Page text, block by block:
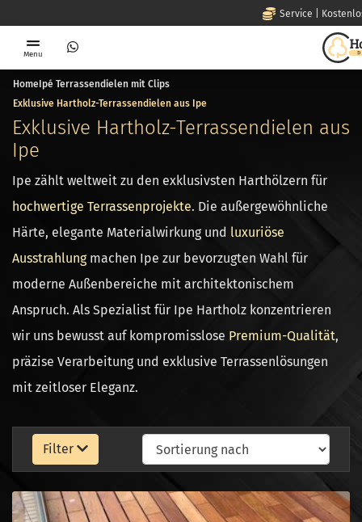
Menu
Home Ipé Terrassendielen mit Clips
Exklusive Hartholz-Terrassendielen aus Ipe
Exklusive Hartholz-Terrassendielen aus
Ipe
Ipe zählt weltweit zu den exklusivsten Harthölzern für
hochwertige Terrassenprojekte. Die außergewöhnliche
Härte, elegante Materialwirkung und luxuriöse
Ausstrahlungmachen Ipe zur bevorzugten Wahl für
moderne Außenbereiche mit architektonischem
Anspruch. Als Spezialist für Ipe Hartholz konzentrieren
wir uns bewusst auf kompromisslose Premium-Qualität,
präzise Verarbeitung und exklusive Terrassenlösungen
mit zeitloser Eleganz.
Filter